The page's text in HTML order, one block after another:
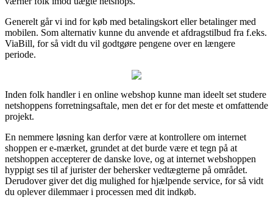
Generelt går vi ind for køb med betalingskort eller betalinger med
mobilen. Som alternativ kunne du anvende et afdragstilbud fra f.eks.
ViaBill, for så vidt du vil godtgøre pengene over en længere
periode.
Inden folk handler i en online webshop kunne man ideelt set studere
netshoppens forretningsaftale, men det er for det meste et omfattende
projekt.
En nemmere løsning kan derfor være at kontrollere om internet
shoppen er e-mærket, grundet at det burde være et tegn på at
netshoppen accepterer de danske love, og at internet webshoppen
hyppigt ses til af jurister der behersker vedtægterne på området.
Derudover giver det dig mulighed for hjælpende service, for så vidt
du oplever dilemmaer i processen med dit indkøb.